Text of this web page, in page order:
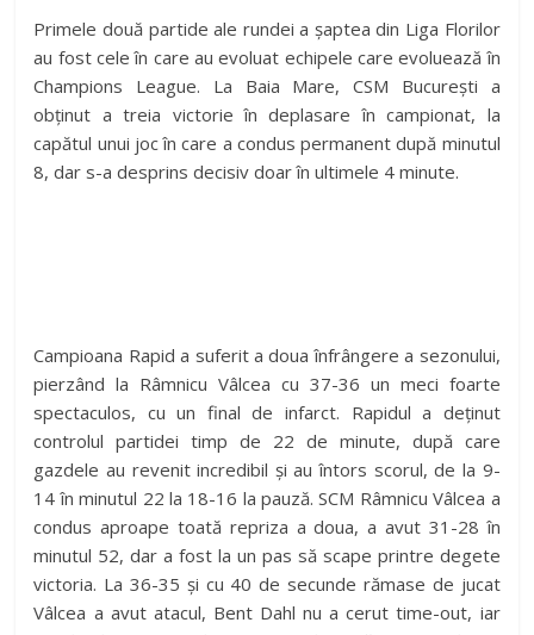
Primele două partide ale rundei a șaptea din Liga Florilor
au fost cele în care au evoluat echipele care evoluează în
Champions League. La Baia Mare, CSM București a
obținut a treia victorie în deplasare în campionat, la
capătul unui joc în care a condus permanent după minutul
8, dar s-a desprins decisiv doar în ultimele 4 minute.
Campioana Rapid a suferit a doua înfrângere a sezonului,
pierzând la Râmnicu Vâlcea cu 37-36 un meci foarte
spectaculos, cu un final de infarct. Rapidul a deținut
controlul partidei timp de 22 de minute, după care
gazdele au revenit incredibil și au întors scorul, de la 9-
14 în minutul 22 la 18-16 la pauză. SCM Râmnicu Vâlcea a
condus aproape toată repriza a doua, a avut 31-28 în
minutul 52, dar a fost la un pas să scape printre degete
victoria. La 36-35 și cu 40 de secunde rămase de jucat
Vâlcea a avut atacul, Bent Dahl nu a cerut time-out, iar